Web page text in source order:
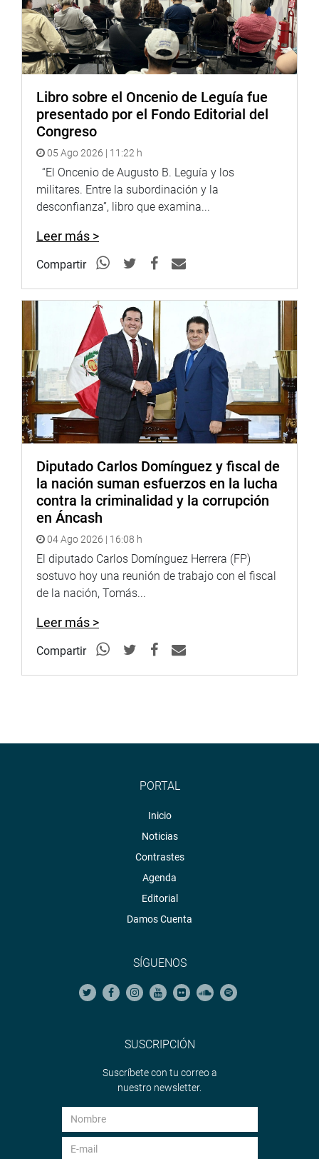
enfrentamiento con el Gobierno Nacional y por el
contrario, pidió a los poderes del Estado trabajar unidos
por el bienestar de los peruanos.
“El Congreso tiende nuevamente los puentes del diálogo,
la concertación, el trabajo conjunto con todos los poderes
del Estado, para consecuentemente buscar el bienestar de
nuestra población. Hoy más que nunca, el país nos
necesita unidos”
El primer vicepresidente firmó la autógrafa de la ley
aprobada por el Congreso en el acto realizado en el
Hemiciclo Raúl Porras Barrenechea, del Congreso de la
presentación del Proyecto de Ley N° 4868, desde el inicio
afrontar la pandemia Covid-19.
Lima 30 de abril de 2020
DESPACHO CONGRESAL
Libro sobre el Oncenio de Leguía fue
presentado por el Fondo Editorial del
Congreso
05 Ago 2026 | 11:22 h
“El Oncenio de Augusto B. Leguía y los
militares. Entre la subordinación y la
desconfianza”, libro que examina...
Leer más >
Compartir
Diputado Carlos Domínguez y fiscal de
la nación suman esfuerzos en la lucha
contra la criminalidad y la corrupción
en Áncash
04 Ago 2026 | 16:08 h
El diputado Carlos Domínguez Herrera (FP)
sostuvo hoy una reunión de trabajo con el fiscal
de la nación, Tomás...
Leer más >
Compartir
PORTAL
Inicio
Noticias
Contrastes
Agenda
Editorial
Damos Cuenta
SÍGUENOS
SUSCRIPCIÓN
Suscríbete con tu correo a
nuestro newsletter.